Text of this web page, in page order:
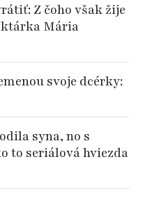
Z čoho však žije
Mária
svoje dcérky:
syna, no s
to seriálová hviezda